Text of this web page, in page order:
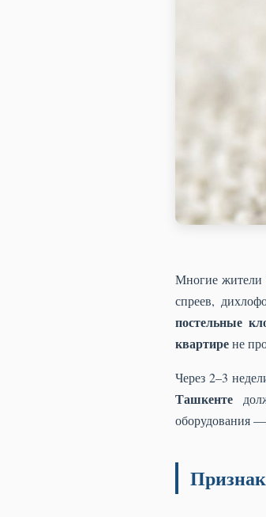
Многие жители
спреев,
постельные
квартирене
Через 2–3
Ташкенте
оборудования —